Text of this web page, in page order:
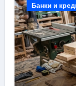
Банки и